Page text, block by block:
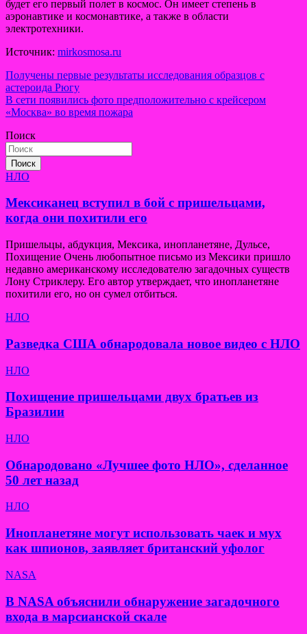
будет его первый полет в космос. Он имеет степень в
аэронавтике и космонавтике, а также в области
электротехники.
Источник: mirkosmosa.ru
Навигация
по
записям
Получены первые результаты исследования образцов с
астероида Рюгу
В сети появились фото предположительно с крейсером
«Москва» во время пожара
Поиск
Поиск
НЛО
Мексиканец вступил в бой с пришельцами,
когда они похитили его
Пришельцы, абдукция, Мексика, инопланетяне, Дульсе,
Похищение Очень любопытное письмо из Мексики пришло
недавно американскому исследователю загадочных существ
Лону Стриклеру. Его автор утверждает, что инопланетяне
похитили его, но он сумел отбиться.
НЛО
Разведка США обнародовала новое видео с НЛО
НЛО
Похищение пришельцами двух братьев из
Бразилии
НЛО
Обнародовано «Лучшее фото НЛО», сделанное
50 лет назад
НЛО
Инопланетяне могут использовать чаек и мух
как шпионов, заявляет британский уфолог
NASA
В NASA объяснили обнаружение загадочного
входа в марсианской скале